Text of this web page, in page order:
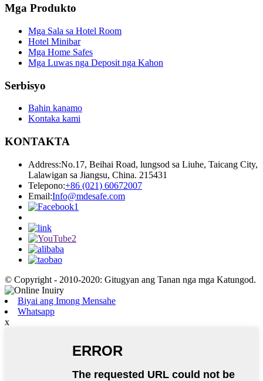
Mga Produkto
Mga Sala sa Hotel Room
Hotel Minibar
Mga Home Safes
Mga Luwas nga Deposit nga Kahon
Serbisyo
Bahin kanamo
Kontaka kami
KONTAKTA
Address:No.17, Beihai Road, lungsod sa Liuhe, Taicang City,
Lalawigan sa Jiangsu, China. 215431
Telepono:+86 (021) 60672007
Email:Info@mdesafe.com
© Copyright - 2010-2020: Gitugyan ang Tanan nga mga Katungod.
Biyai ang Imong Mensahe
Whatsapp
x